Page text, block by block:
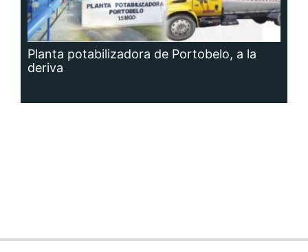
Planta potabilizadora de Portobelo, a la
deriva